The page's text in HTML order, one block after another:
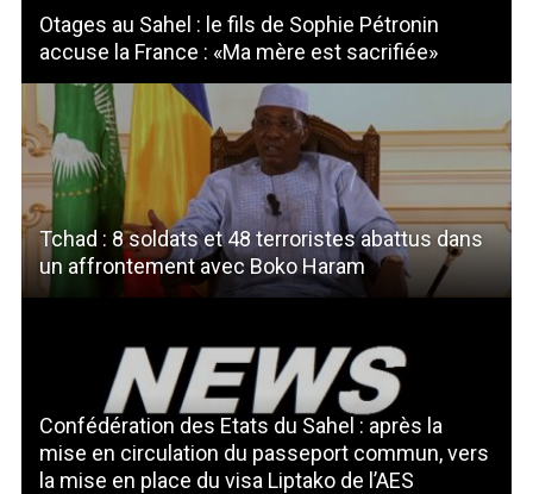
Otages au Sahel : le fils de Sophie Pétronin
accuse la France : «Ma mère est sacrifiée»
Tchad : 8 soldats et 48 terroristes abattus dans
un affrontement avec Boko Haram
Confédération des Etats du Sahel : après la
mise en circulation du passeport commun, vers
la mise en place du visa Liptako de l’AES